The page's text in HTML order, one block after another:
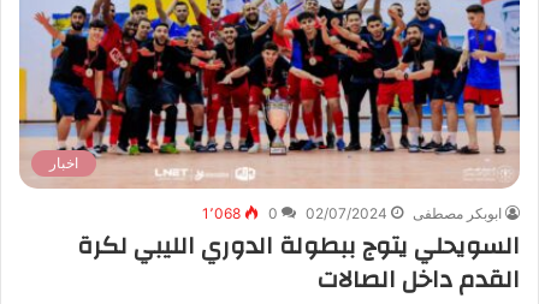
اخبار
ابوبكر مصطفى 02/07/2024
0 1٬068
السويحلي يتوج ببطولة الدوري الليبي لكرة
القدم داخل الصالات